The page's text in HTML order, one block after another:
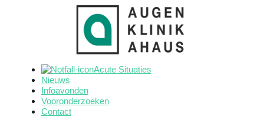
Skip
to
content
Acute Situaties
Nieuws
Infoavonden
Vooronderzoeken
Contact